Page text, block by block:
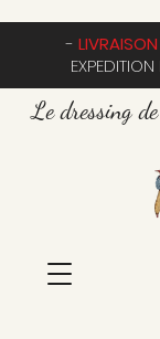
-
Le dressing